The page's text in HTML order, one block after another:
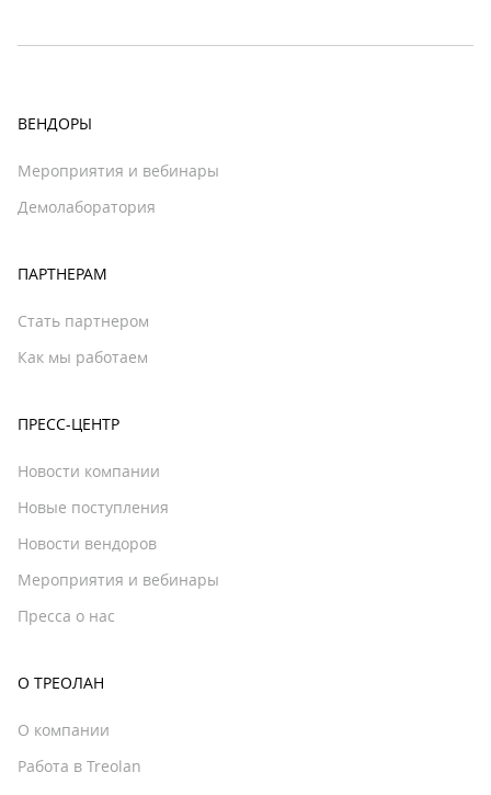
ВЕНДОРЫ
Мероприятия и вебинары
Демолаборатория
ПАРТНЕРАМ
Стать партнером
Как мы работаем
ПРЕСС-ЦЕНТР
Новости компании
Новые поступления
Новости вендоров
Мероприятия и вебинары
Пресса о нас
О ТРЕОЛАН
О компании
Работа в Treolan